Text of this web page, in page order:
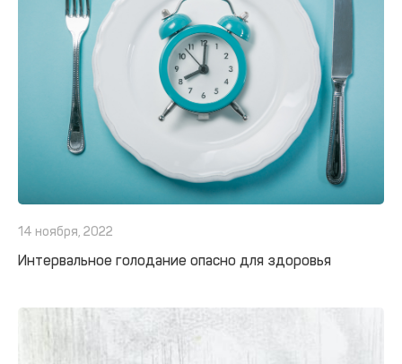
14 ноября, 2022
Интервальное голодание опасно для здоровья